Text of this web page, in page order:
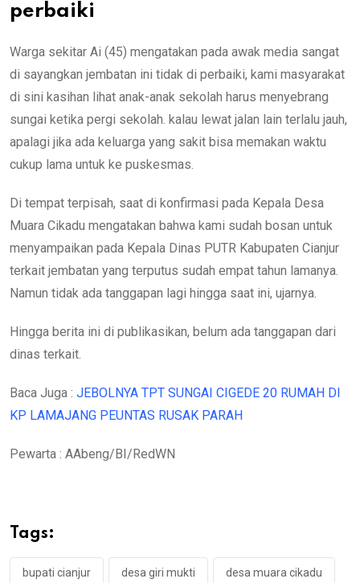
perbaiki
Warga sekitar Ai (45) mengatakan pada awak media sangat
di sayangkan jembatan ini tidak di perbaiki, kami masyarakat
di sini kasihan lihat anak-anak sekolah harus menyebrang
sungai ketika pergi sekolah. kalau lewat jalan lain terlalu jauh,
apalagi jika ada keluarga yang sakit bisa memakan waktu
cukup lama untuk ke puskesmas.
Di tempat terpisah, saat di konfirmasi pada Kepala Desa
Muara Cikadu mengatakan bahwa kami sudah bosan untuk
menyampaikan pada Kepala Dinas PUTR Kabupaten Cianjur
terkait jembatan yang terputus sudah empat tahun lamanya.
Namun tidak ada tanggapan lagi hingga saat ini, ujarnya.
Hingga berita ini di publikasikan, belum ada tanggapan dari
dinas terkait.
Baca Juga : JEBOLNYA TPT SUNGAI CIGEDE 20 RUMAH DI
KP LAMAJANG PEUNTAS RUSAK PARAH
Pewarta : AAbeng/BI/RedWN
Tags:
bupati cianjur desa giri mukti desa muara cikadu